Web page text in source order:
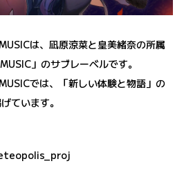
は、凪原涼菜と皇美緒奈の所属
」のサブレーベルです。
では、「新しい体験と物語」の
ています。